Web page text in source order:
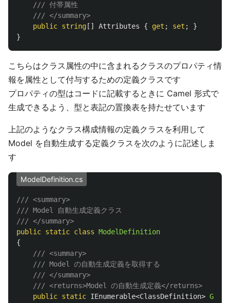
/// 付帯属性
/// </summary>
public string [] Attributes { get ; set ;
}
}
こちらはクラス属性の中に含まれるクラスのプロパティ情
報を属性として付与するための定義クラスです
プロパティの型はコードに記載するときに Camel 形式で
生成できるよう、型と表記の置換表を持たせています
上記のようなクラス構成情報の定義クラスを利用して
Model を自動生成する定義クラスを次のように記述しま
す
ModelDefinition.cs
/// <summary>
/// Model 自動生成定義クラス
/// </summary>
public static class ModelDefinition
{
/// <summary>
/// Model の自動生成定義を取得する
/// </summary>
/// <returns>Model の自動生成定義</returns>
public static IEnumerable<ClassDefinition>